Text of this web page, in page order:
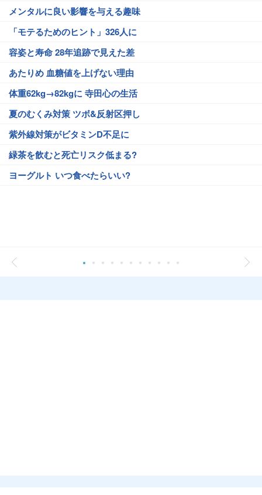
メンタルに良い影響を与える趣味
「モテるためのヒント」326人に
容姿と寿命 28年追跡で見えた差
あたりめ 血糖値を上げない理由
体重62kg→82kgに 寺田心の生活
夏のむくみ対策 ツボ&反射区押し
紫外線対策がビタミンD不足に
緑茶を飲むと死亡リスク低まる?
ヨーグルト いつ食べたらいい?